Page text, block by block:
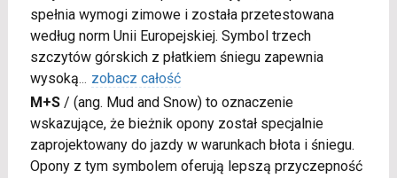
spełnia wymogi zimowe i została przetestowana
według norm Unii Europejskiej. Symbol trzech
szczytów górskich z płatkiem śniegu zapewnia
wysoką... zobacz całość
M+S/ (ang. Mud and Snow) to oznaczenie
wskazujące, że bieżnik opony został specjalnie
zaprojektowany do jazdy w warunkach błota i śniegu.
Opony z tym symbolem oferują lepszą przyczepność